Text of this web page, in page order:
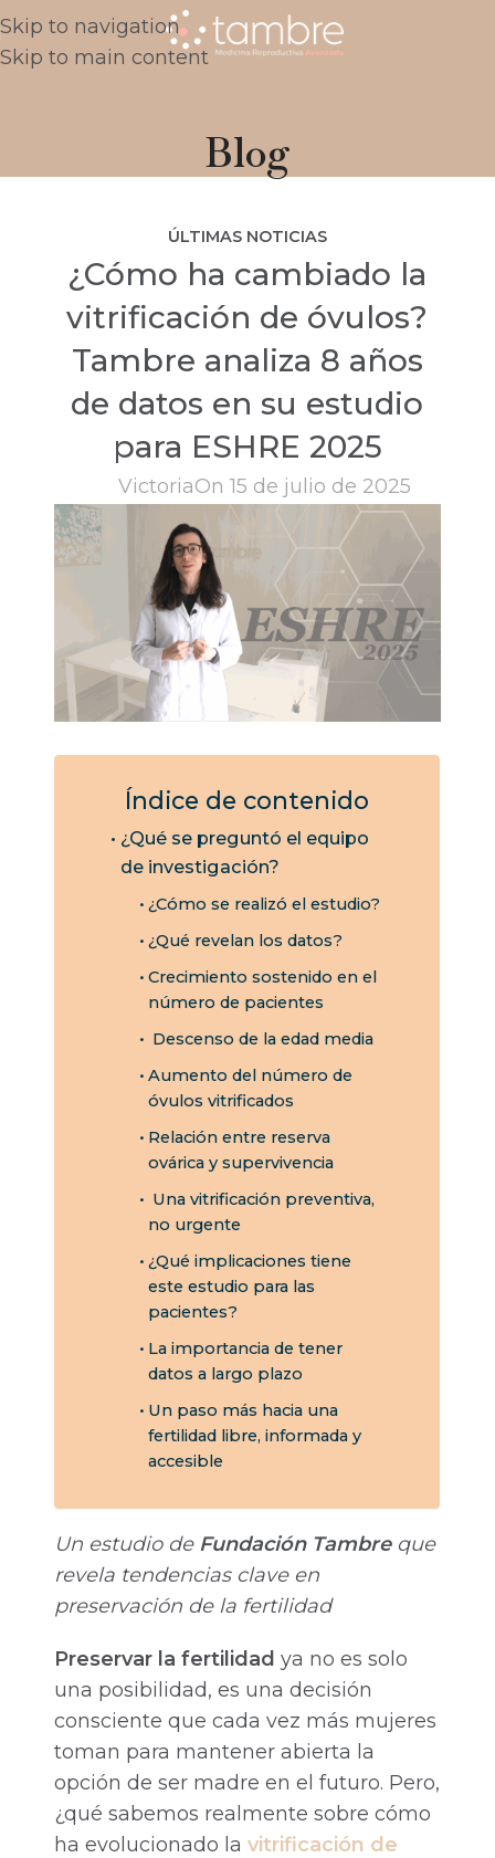
Skip to navigation
Skip to main content
Blog
ÚLTIMAS NOTICIAS
¿Cómo ha cambiado la
vitrificación de óvulos?
Tambre analiza 8 años
de datos en su estudio
para ESHRE 2025
VictoriaOn 15 de julio de 2025
Índice de contenido
¿Qué se preguntó el equipo
de investigación?
¿Cómo se realizó el estudio?
¿Qué revelan los datos?
Crecimiento sostenido en el
número de pacientes
Descenso de la edad media
Aumento del número de
óvulos vitrificados
Relación entre reserva
ovárica y supervivencia
Una vitrificación preventiva,
no urgente
¿Qué implicaciones tiene
este estudio para las
pacientes?
La importancia de tener
datos a largo plazo
Un paso más hacia una
fertilidad libre, informada y
accesible
Un estudio deFundación Tambreque
revela tendencias clave en
preservación de la fertilidad
Preservar la fertilidad ya no es solo
una posibilidad, es una decisión
consciente que cada vez más mujeres
toman para mantener abierta la
opción de ser madre en el futuro. Pero,
¿qué sabemos realmente sobre cómo
ha evolucionado la vitrificación de